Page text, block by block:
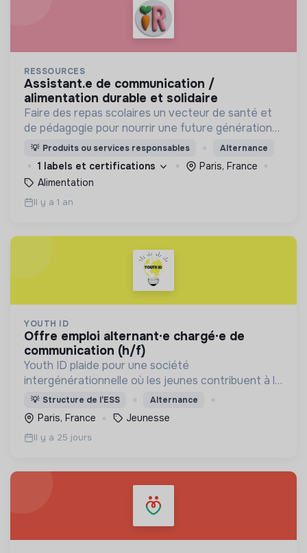
RESSOURCES
assistant.e de communication /
alimentation durable et solidaire
Faire des repas scolaires un vecteur de santé et
de pédagogie pour nourrir une future génération
responsable en protégeant l'environnement.
💡 Produits ou services responsables Alternance
1 labels et certifications
Paris, France
Alimentation
Il y a 1 an
YOUTH ID
offre emploi alternant·e chargé·e de
communication (h/f)
Youth ID plaide pour une société
intergénérationnelle où les jeunes contribuent à la
construction d’un monde durable. Accompagner la
jeunesse, plus particulièrement les publics
prioritaires, à agir
💡 Structure de l’ESS Alternance
Paris, France Jeunesse
Il y a 25 jours